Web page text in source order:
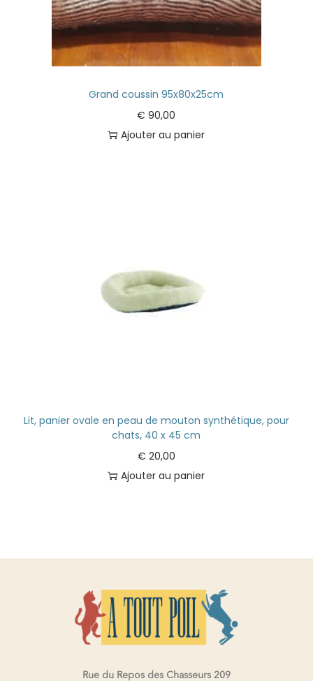
Grand coussin 95x80x25cm
€ 90,00
Ajouter au panier
Lit, panier ovale en peau de mouton synthétique, pour
chats, 40 x 45 cm
€ 20,00
Ajouter au panier
Rue du Repos des Chasseurs 209